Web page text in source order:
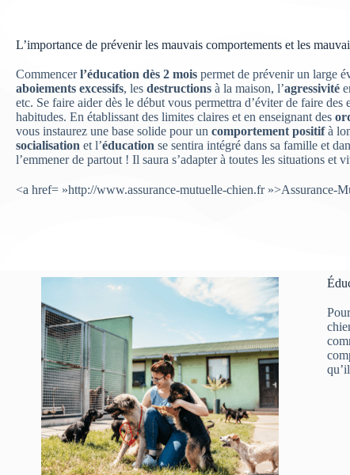
L’importance de prévenir les mauvais comportements et les
Commencerl’éducation dès 2 mois permet de prévenir un large
aboiements excessifs, les destructions à la maison, l’agressivité
etc. Se faire aider dès le début vous permettra d’éviter de faire
habitudes. En établissant des limites claires et en enseignant des
vous instaurez une base solide pour un comportement positifà
socialisation et l’éducation se sentira intégré dans sa famille et
l’emmener de partout ! Il saura s’adapter à toutes les situations et
<a href= »http://www.assurance-mutuelle-chien.fr »>Assurance-